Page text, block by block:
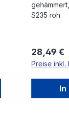
S235 roh
Regulärer
28,49 €
Preise inkl.
In